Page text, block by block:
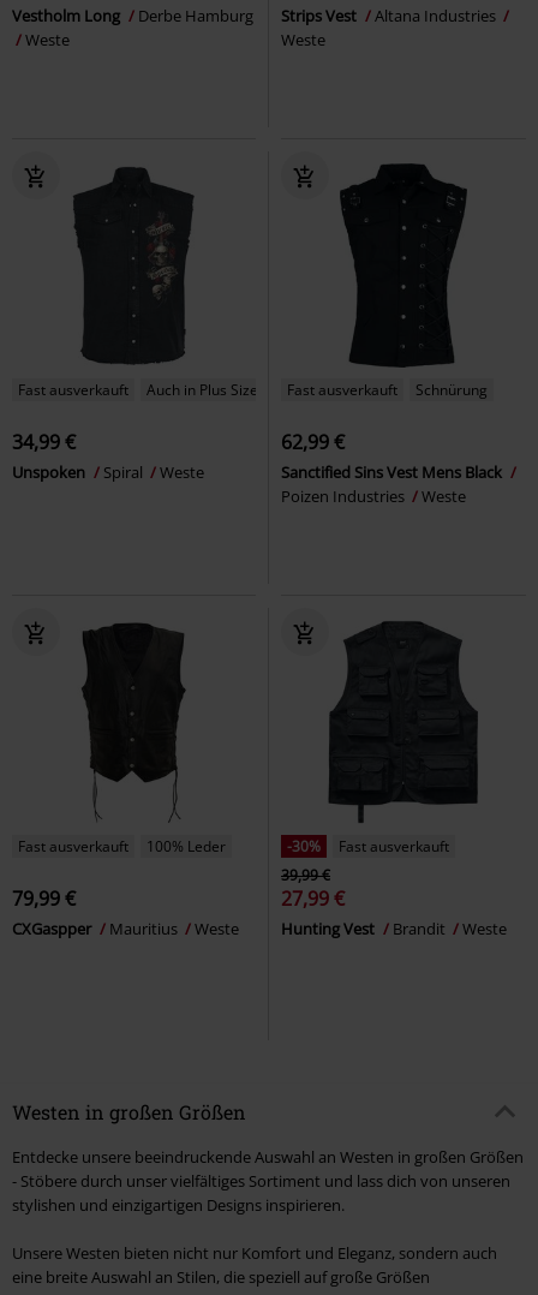
Vestholm Long
Derbe Hamburg
Weste
Strips Vest
Altana Industries
Weste
Fast ausverkauft Auch in Plus Size
34,99 €
Unspoken Spiral Weste
Fast ausverkauft Schnürung
62,99 €
Sanctified Sins Vest Mens Black
Poizen Industries
Weste
Fast ausverkauft 100% Leder
79,99 €
CXGaspper Mauritius Weste
-30%
Fast ausverkauft
39,99 €
27,99 €
Hunting Vest Brandit Weste
Westen in großen Größen
Entdecke unsere beeindruckende Auswahl an Westen in großen Größen
- Stöbere durch unser vielfältiges Sortiment und lass dich von unseren
stylishen und einzigartigen Designs inspirieren.
Unsere Westen bieten nicht nur Komfort und Eleganz, sondern auch
eine breite Auswahl an Stilen, die speziell auf große Größen